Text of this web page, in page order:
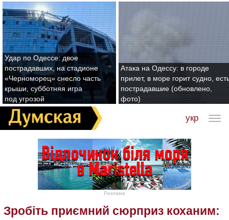
Удар по Одессе: двое
пострадавших, на стадионе
«Черноморец» снесло часть
крыши, субботняя игра
под угрозой
Атака на Одессу: в городе
прилет, в море горит судно,
пострадавшие (обновлено,
фото)
укр
Реклама
Зробіть приємний сюрприз коханим: